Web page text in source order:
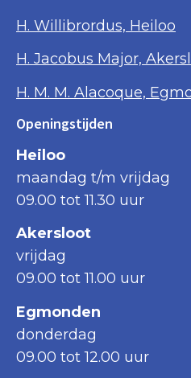
H. Willibrordus, Heiloo
H. Jacobus Major,
H. M. M. Alacoque,
Openingstijden
Heiloo
maandag t/m vrijdag
09.00 tot 11.30 uur
Akersloot
vrijdag
09.00 tot 11.00 uur
Egmonden
donderdag
09.00 tot 12.00 uur